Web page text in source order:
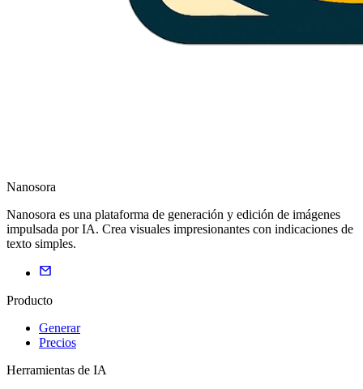
Nanosora
Nanosora es una plataforma de generación y edición de imágenes
impulsada por IA. Crea visuales impresionantes con indicaciones de
texto simples.
Producto
Generar
Precios
Herramientas de IA